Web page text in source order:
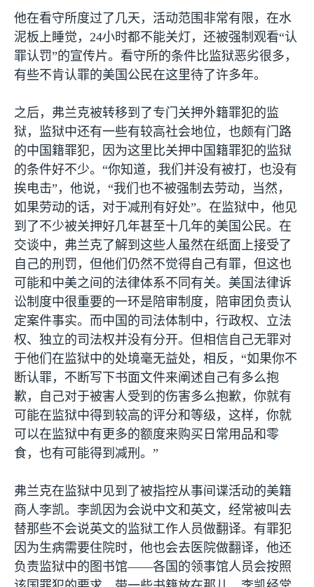
他在看守所度过了几天，活动范围非常有限，在水
泥板上睡觉， 24小时都不能关灯，还被强制观看“认
罪认罚”的宣传片。看守所的条件比监狱恶劣很多，
有些不肯认罪的美国公民在这里待了许多年。
之后，弗兰克被转移到了专门关押外籍罪犯的监
狱，监狱中还有一些有较高社会地位，也颇有门路
的中国籍罪犯，因为这里比关押中国籍罪犯的监狱
的条件好不少。“你知道，我们并没有被打，也没有
挨电击”，他说，“我们也不被强制去劳动，当然，
如果劳动的话，对于减刑有好处”。在监狱中，他见
到了不少被关押好几年甚至十几年的美国公民。在
交谈中，弗兰克了解到这些人虽然在纸面上接受了
自己的刑罚，但他们仍然不觉得自己有罪，但这也
可能和中美之间的法律体系不同有关。美国法律诉
讼制度中很重要的一环是陪审制度，陪审团负责认
定案件事实。而中国的司法体制中，行政权、立法
权、独立的司法权并没有分开。但相信自己无罪对
于他们在监狱中的处境毫无益处，相反，“如果你不
断认罪，不断写下书面文件来阐述自己有多么抱
歉，自己对于被害人受到的伤害多么抱歉，你就有
可能在监狱中得到较高的评分和等级，这样，你就
可以在监狱中有更多的额度来购买日常用品和零
食，也有可能得到减刑。”
弗兰克在监狱中见到了被指控从事间谍活动的美籍
商人李凯。李凯因为会说中文和英文，经常被叫去
替那些不会说英文的监狱工作人员做翻译。有罪犯
因为生病需要住院时，他也会去医院做翻译，他还
负责监狱中的图书馆——各国的领事馆人员会按照